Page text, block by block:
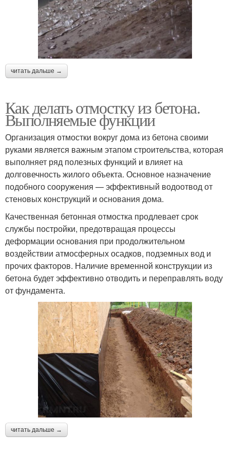
читать дальше →
Как делать отмостку из бетона.
Выполняемые функции
Организация отмостки вокруг дома из бетона своими
руками является важным этапом строительства, которая
выполняет ряд полезных функций и влияет на
долговечность жилого объекта. Основное назначение
подобного сооружения — эффективный водоотвод от
стеновых конструкций и основания дома.
Качественная бетонная отмостка продлевает срок
службы постройки, предотвращая процессы
деформации основания при продолжительном
воздействии атмосферных осадков, подземных вод и
прочих факторов. Наличие временной конструкции из
бетона будет эффективно отводить и переправлять воду
от фундамента.
читать дальше →